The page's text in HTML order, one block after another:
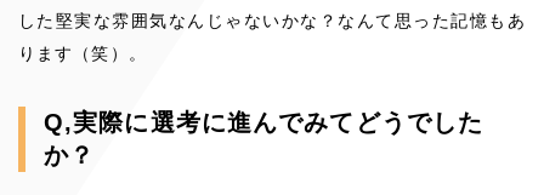
した堅実な雰囲気なんじゃないかな？なんて思った記憶もあ
ります（笑）。
Q,実際に選考に進んでみてどうでした
か？